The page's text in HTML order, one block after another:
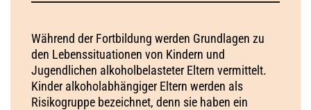
Während der Fortbildung werden Grundlagen zu
den Lebenssituationen von Kindern und
Jugendlichen alkoholbelasteter Eltern vermittelt.
Kinder alkoholabhängiger Eltern werden als
Risikogruppe bezeichnet, denn sie haben ein